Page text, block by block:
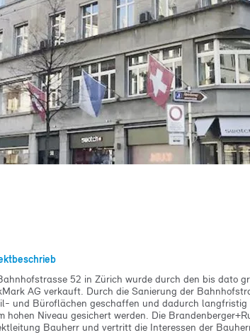
en maîtrise d’ouvrage
immobilier
aux entreprises
spécialisés
technique gestion de projets
52 in Zürich wurde durch den bis dato
AG verkauft. Durch die Sanierung der
und Büroflächen geschaffen und dadurch
hohen Niveau gesichert werden. Die
Bauherr und vertritt die Interessen der